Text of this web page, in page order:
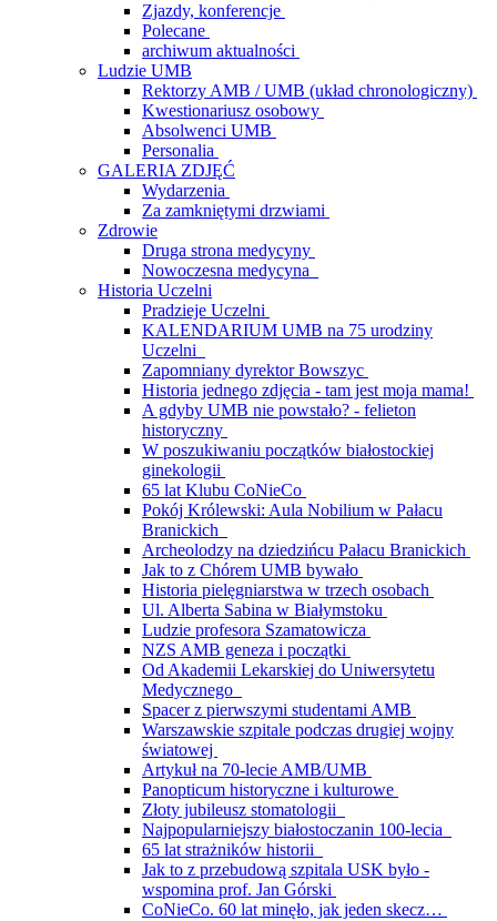
Zjazdy, konferencje
Polecane
archiwum aktualności
Ludzie UMB
Rektorzy AMB / UMB (układ chronologiczny)
Kwestionariusz osobowy
Absolwenci UMB
Personalia
GALERIA ZDJĘĆ
Wydarzenia
Za zamkniętymi drzwiami
Zdrowie
Druga strona medycyny
Nowoczesna medycyna
Historia Uczelni
Pradzieje Uczelni
KALENDARIUM UMB na 75 urodziny
Uczelni
Zapomniany dyrektor Bowszyc
Historia jednego zdjęcia - tam jest moja mama!
A gdyby UMB nie powstało? - felieton
historyczny
W poszukiwaniu początków białostockiej
ginekologii
65 lat Klubu CoNieCo
Pokój Królewski: Aula Nobilium w Pałacu
Branickich
Archeolodzy na dziedzińcu Pałacu Branickich
Jak to z Chórem UMB bywało
Historia pielęgniarstwa w trzech osobach
Ul. Alberta Sabina w Białymstoku
Ludzie profesora Szamatowicza
NZS AMB geneza i początki
Od Akademii Lekarskiej do Uniwersytetu
Medycznego
Spacer z pierwszymi studentami AMB
Warszawskie szpitale podczas drugiej wojny
światowej
Artykuł na 70-lecie AMB/UMB
Panopticum historyczne i kulturowe
Złoty jubileusz stomatologii
Najpopularniejszy białostoczanin 100-lecia
65 lat strażników historii
Jak to z przebudową szpitala USK było -
wspomina prof. Jan Górski
CoNieCo. 60 lat minęło, jak jeden skecz…